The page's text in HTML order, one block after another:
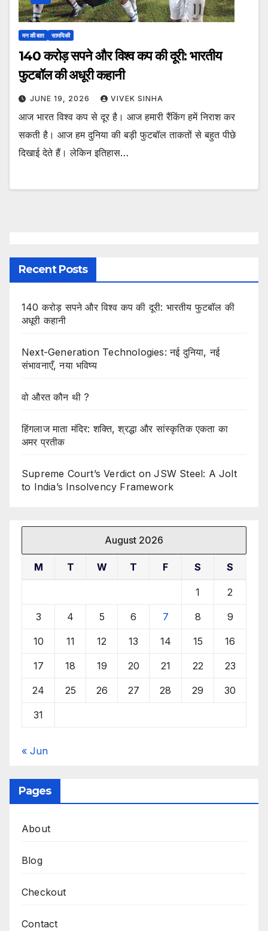
मन की बात सामयिकी
140 करोड़ सपने और विश्व कप की दूरी: भारतीय
फुटबॉल की अधूरी कहानी
JUNE 19, 2026 VIVEK SINHA
आज भारत विश्व कप से दूर है। आज हमारी रैंकिंग हमें निराश कर
सकती है। आज हम दुनिया की बड़ी फुटबॉल ताकतों से बहुत पीछे
दिखाई देते हैं। लेकिन इतिहास…
Recent Posts
140 करोड़ सपने और विश्व कप की दूरी: भारतीय फुटबॉल की
अधूरी कहानी
Next-Generation Technologies: नई दुनिया, नई
संभावनाएँ, नया भविष्य
वो औरत कौन थी ?
हिंगलाज माता मंदिर: शक्ति, श्रद्धा और सांस्कृतिक एकता का
अमर प्रतीक
Supreme Court’s Verdict on JSW Steel: A Jolt
to India’s Insolvency Framework
August 2026
M T W T F S S
1 2
3 4 5 6 7 8 9
10 11 12 13 14 15 16
17 18 19 20 21 22 23
24 25 26 27 28 29 30
31
« Jun
Pages
About
Blog
Checkout
Contact